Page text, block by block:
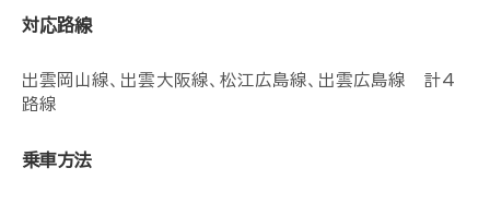
対応路線
出雲岡山線、出雲大阪線、松江広島線、出雲広島線 計4
路線
乗車方法